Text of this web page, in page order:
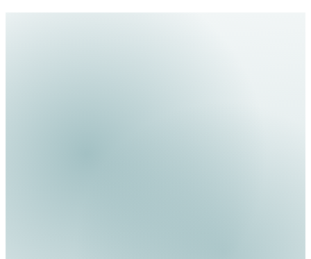
Blick auf die Welt der Cyberspace und die